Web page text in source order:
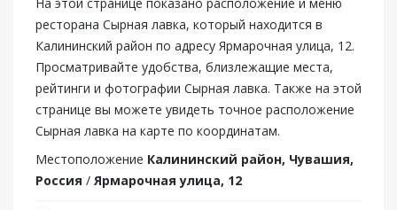
ресторана Сырная лавка, который находится в
Калининский район по адресу Ярмарочная улица, 12.
Просматривайте удобства, близлежащие места,
рейтинги и фотографии Сырная лавка. Также на этой
странице вы можете увидеть точное расположение
Сырная лавка на карте по координатам.
Местоположение Калининский район, Чувашия,
Россия / Ярмарочная улица, 12